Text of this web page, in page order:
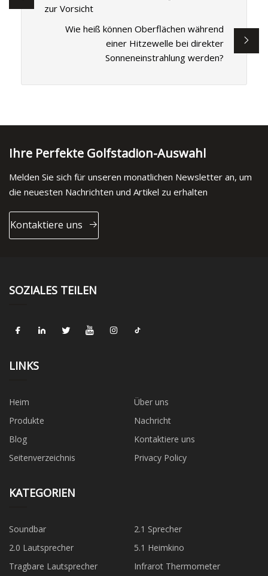
zur Vorsicht
Wie heiß können Oberflächen während
einer Hitzewelle bei direkter
Sonneneinstrahlung werden?
Ihre Perfekte Golfstadion-Auswahl
Melden Sie sich für unseren monatlichen Newsletter an, um
die neuesten Nachrichten und Artikel zu erhalten
Kontaktiere uns
SOZIALES TEILEN
LINKS
Heim
Über uns
Produkte
Nachricht
Blog
Kontaktiere uns
Seitenverzeichnis
Privacy Policy
KATEGORIEN
Soundbar
2.1 Sprecher
2.0 Lautsprecher
5.1 Heimkino
Tragbare Lautsprecher
Infrarot Thermometer